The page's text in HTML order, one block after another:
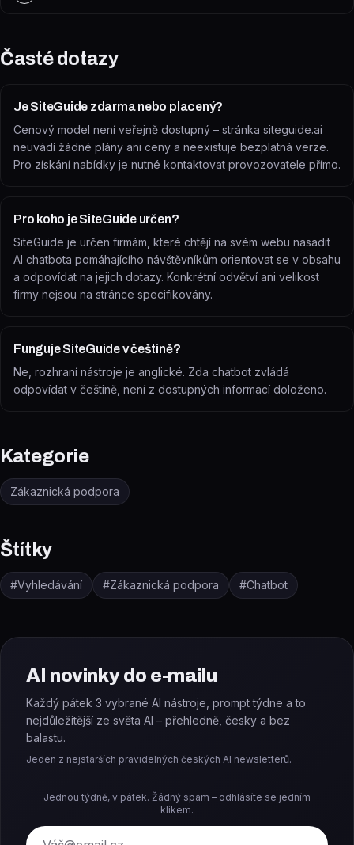
Časté dotazy
Je SiteGuide zdarma nebo placený?
Cenový model není veřejně dostupný – stránka siteguide.ai
neuvádí žádné plány ani ceny a neexistuje bezplatná verze.
Pro získání nabídky je nutné kontaktovat provozovatele přímo.
Pro koho je SiteGuide určen?
SiteGuide je určen firmám, které chtějí na svém webu nasadit
AI chatbota pomáhajícího návštěvníkům orientovat se v obsahu
a odpovídat na jejich dotazy. Konkrétní odvětví ani velikost
firmy nejsou na stránce specifikovány.
Funguje SiteGuide v češtině?
Ne, rozhraní nástroje je anglické. Zda chatbot zvládá
odpovídat v češtině, není z dostupných informací doloženo.
Kategorie
Zákaznická podpora
Štítky
#Vyhledávání #Zákaznická podpora #Chatbot
AI novinky do e-mailu
Každý pátek 3 vybrané AI nástroje, prompt týdne a to
nejdůležitější ze světa AI – přehledně, česky a bez
balastu.
Jeden z nejstarších pravidelných českých AI newsletterů.
Jednou týdně, v pátek. Žádný spam – odhlásíte se jedním
klikem.
E-mail